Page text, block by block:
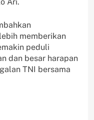
memberikan
peduli
dan besar harapan
TNI bersama